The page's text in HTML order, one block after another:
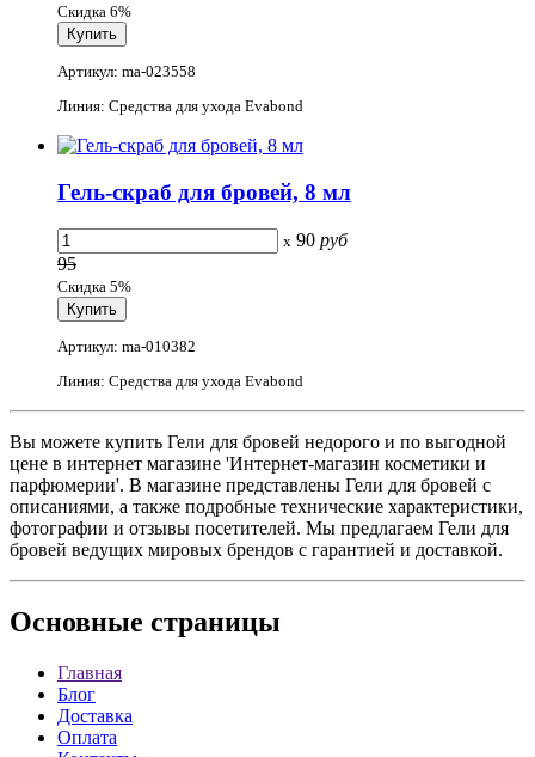
Скидка 6%
Артикул: ma-023558
Линия: Средства для ухода Evabond
Гель-скраб для бровей, 8 мл
x 90 руб
95
Скидка 5%
Артикул: ma-010382
Линия: Средства для ухода Evabond
Вы можете купить Гели для бровей недорого и по выгодной
цене в интернет магазине 'Интернет-магазин косметики и
парфюмерии'. В магазине представлены Гели для бровей с
описаниями, а также подробные технические характеристики,
фотографии и отзывы посетителей. Мы предлагаем Гели для
бровей ведущих мировых брендов с гарантией и доставкой.
Основные страницы
Главная
Блог
Доставка
Оплата